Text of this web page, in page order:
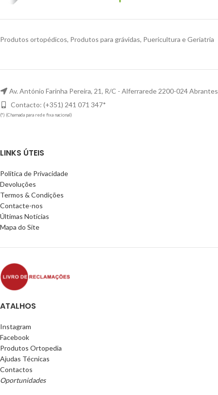
Produtos ortopédicos, Produtos para grávidas, Puericultura e Geriatria
Av. António Farinha Pereira, 21, R/C - Alferrarede 2200-024 Abrantes
Contacto: (+351) 241 071 347*
(*) (Chamada para rede fixa nacional)
LINKS ÚTEIS
Política de Privacidade
Devoluções
Termos & Condições
Contacte-nos
Últimas Notícias
Mapa do Site
ATALHOS
Instagram
Facebook
Produtos Ortopedia
Ajudas Técnicas
Contactos
Oportunidades